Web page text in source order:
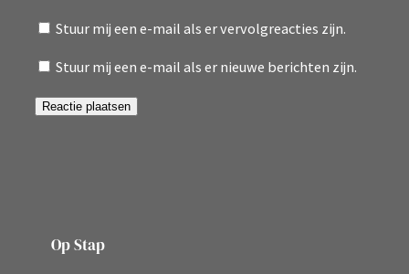
Stuur mij een e-mail als er vervolgreacties zijn.
Stuur mij een e-mail als er nieuwe berichten zijn.
Op Stap